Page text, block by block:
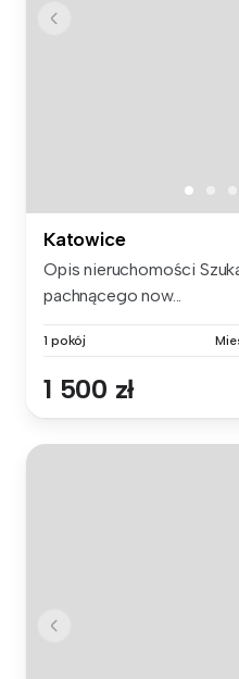
Katowice
Opis nieruchomości
pachnącego now...
1 pokój
1 500 zł